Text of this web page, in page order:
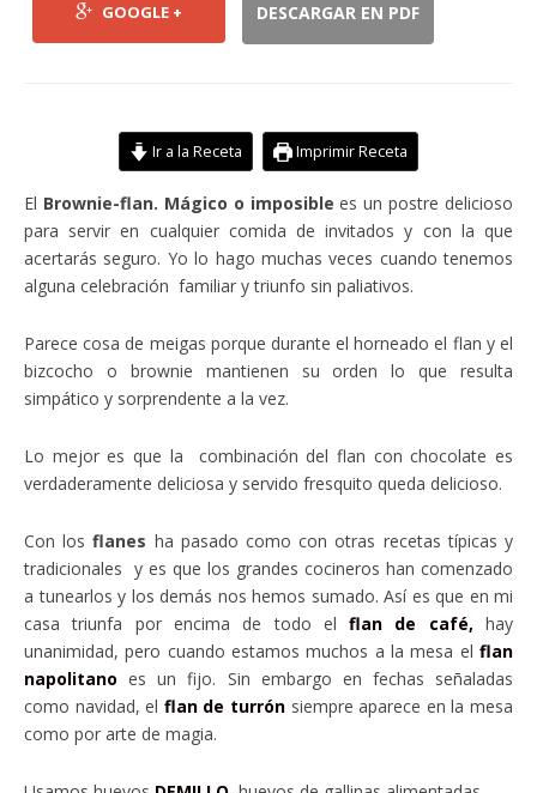
GOOGLE + DESCARGAR EN PDF
Ir a la Receta Imprimir Receta
El Brownie-flan. Mágico o imposible es un postre delicioso
para servir en cualquier comida de invitados y con la que
acertarás seguro. Yo lo hago muchas veces cuando tenemos
alguna celebración familiar y triunfo sin paliativos.
Parece cosa de meigas porque durante el horneado el flan y el
bizcocho o brownie mantienen su orden lo que resulta
simpático y sorprendente a la vez.
Lo mejor es que la combinación del flan con chocolate es
verdaderamente deliciosa y servido fresquito queda delicioso.
Con losflanes ha pasado como con otras recetas típicas y
tradicionales y es que los grandes cocineros han comenzado
a tunearlos y los demás nos hemos sumado. Así es que en mi
casa triunfa por encima de todo elflan de café, hay
unanimidad, pero cuando estamos muchos a la mesa el flan
napolitano es un fijo. Sin embargo en fechas señaladas
como navidad, el flan de turrón siempre aparece en la mesa
como por arte de magia.